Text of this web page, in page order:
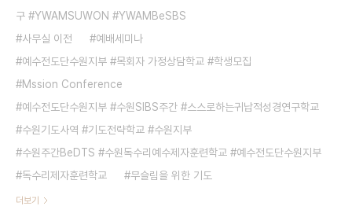
구 #YWAMSUWON #YWAMBeSBS
사무실 이전
예배세미나
예수전도단수원지부 #목회자 가정상담학교 #학생모집
Mssion Conference
예수전도단수원지부 #수원SIBS주간 #스스로하는귀납적성경연구학교
수원기도사역 #기도전략학교 #수원지부
수원주간BeDTS #수원독수리예수제자훈련학교 #예수전도단수원지부
독수리제자훈련학교
무슬림을 위한 기도
더보기